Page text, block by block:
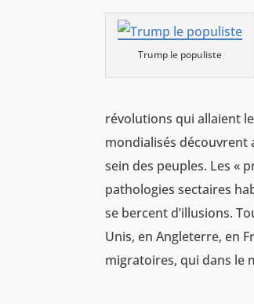
Trump le populiste
révolutions qui allaient
mondialisés découvrent
sein des peuples. Les «
pathologies sectaires
se bercent d’illusions.
Unis, en Angleterre, en
migratoires, qui dans le